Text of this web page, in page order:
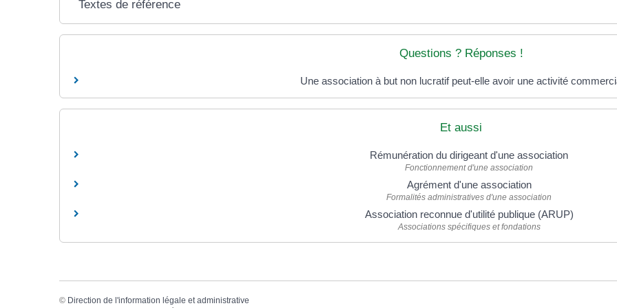
Textes de référence
Questions ? Réponses !
Une association à but non lucratif peut-elle avoir une activité
Et aussi
Rémunération du dirigeant d'une association
Fonctionnement d'une association
Agrément d'une association
Formalités administratives d'une association
Association reconnue d'utilité publique (ARUP)
Associations spécifiques et fondations
© Direction de l'information légale et administrative